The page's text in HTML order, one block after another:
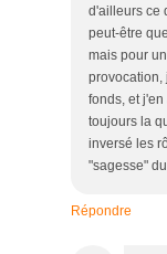
d'ailleurs ce
peut-être
mais pour
provocation,
fonds, et
toujours la
inversé les
"sagesse"
Répondre